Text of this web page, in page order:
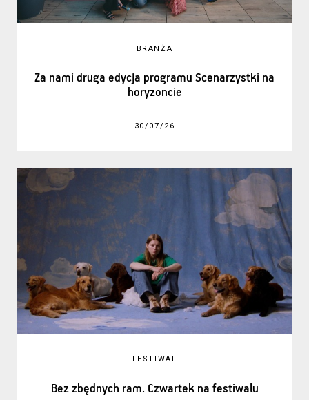
BRANŻA
Za nami druga edycja programu Scenarzystki na
horyzoncie
30/07/26
FESTIWAL
Bez zbędnych ram. Czwartek na festiwalu